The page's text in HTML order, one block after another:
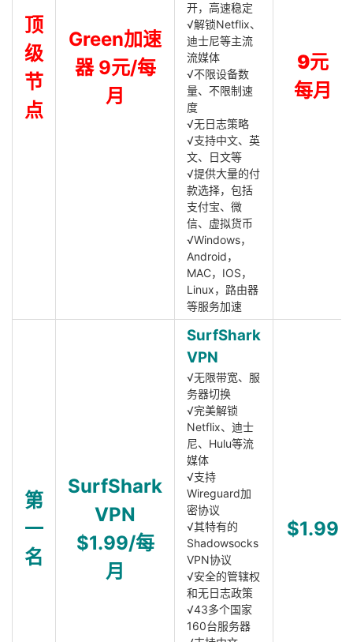
顶
级
节
点
Green加速
器 9元/每
月
开，高速稳定
√解锁Netflix、
迪士尼等主流
流媒体
√不限设备数
量、不限制速
度
√无日志策略
√支持中文、英
文、日文等
√提供大量的付
款选择，包括
支付宝、微
信、虚拟货币
√Windows，
Android，
MAC，IOS，
Linux，路由器
等服务加速
9元
每月
第
一
名
SurfShark
VPN
$1.99/每
月
SurfShark
VPN
√无限带宽、服
务器切换
√完美解锁
Netflix、迪士
尼、Hulu等流
媒体
√支持
Wireguard加
密协议
√其特有的
Shadowsocks
VPN协议
√安全的管辖权
和无日志政策
√43多个国家
160台服务器
$1.99